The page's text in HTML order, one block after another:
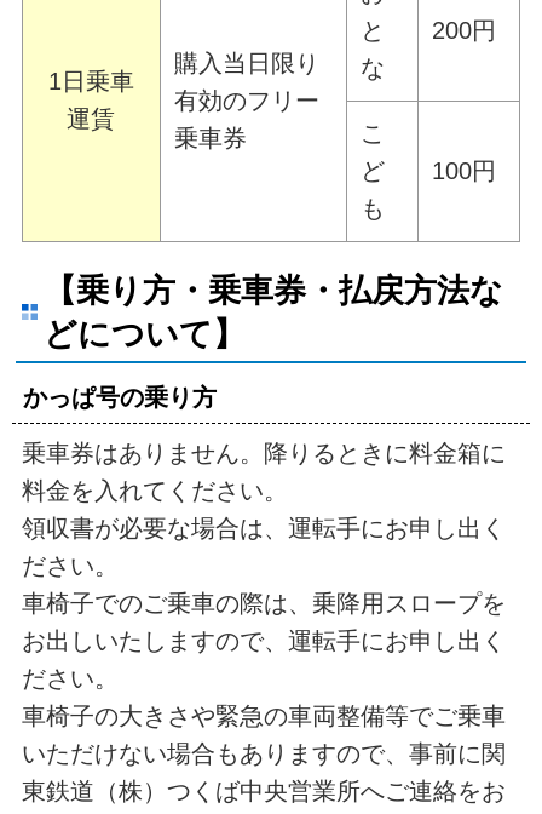
1日乗車
運賃
購入当日限り
有効のフリー
乗車券
と
な
200円
こ
ど
も
100円
【乗り方・乗車券・払戻方法な
どについて】
かっぱ号の乗り方
乗車券はありません。 降りるとき に料金箱に
料金を入れてください。
領収書が必要な場合は、運転手にお申し出く
ださい。
車椅子でのご乗車の際は、乗降用スロープを
お出しいたしますので、運転手にお申し出く
ださい。
車椅子の大きさや緊急の車両整備等でご乗車
いただけない場合もありますので、事前に関
東鉄道（株）つくば中央営業所へご連絡をお